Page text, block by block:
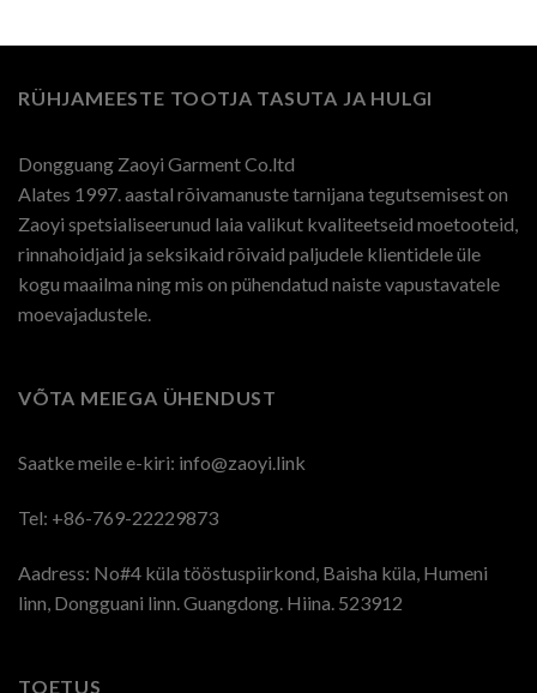
RÜHJAMEESTE TOOTJA TASUTA JA HULGI
Dongguang Zaoyi Garment Co.ltd
Alates 1997. aastal rõivamanuste tarnijana tegutsemisest on
Zaoyi spetsialiseerunud laia valikut kvaliteetseid moetooteid,
rinnahoidjaid ja seksikaid rõivaid paljudele klientidele üle
kogu maailma ning mis on pühendatud naiste vapustavatele
moevajadustele.
VÕTA MEIEGA ÜHENDUST
Saatke meile e-kiri: info@zaoyi.link
Tel: +86-769-22229873
Aadress: No#4 küla tööstuspiirkond, Baisha küla, Humeni
linn, Dongguani linn. Guangdong. Hiina. 523912
TOETUS